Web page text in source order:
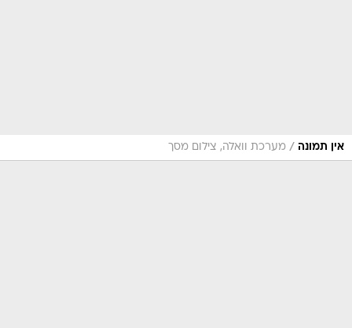
אין תמונה / מערכת וואלה, צילום מסך